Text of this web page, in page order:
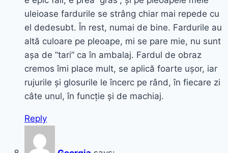
uleioase fardurile se strâng chiar mai repede cu
el dedesubt. În rest, numai de bine. Fardurile au
altă culoare pe pleoape, mi se pare mie, nu sunt
așa de ”tari” ca în ambalaj. Fardul de obraz
cremos îmi place mult, se aplică foarte ușor, iar
rujurile și glosurile le încerc pe rând, în fiecare zi
câte unul, în funcție și de machiaj.
Reply